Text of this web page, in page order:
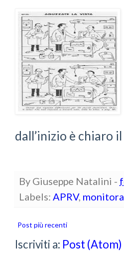
dall’inizio è chiaro
By Giuseppe Natalini -
Labels: APRV,
Post più recenti
Iscriviti a: Post (Atom)